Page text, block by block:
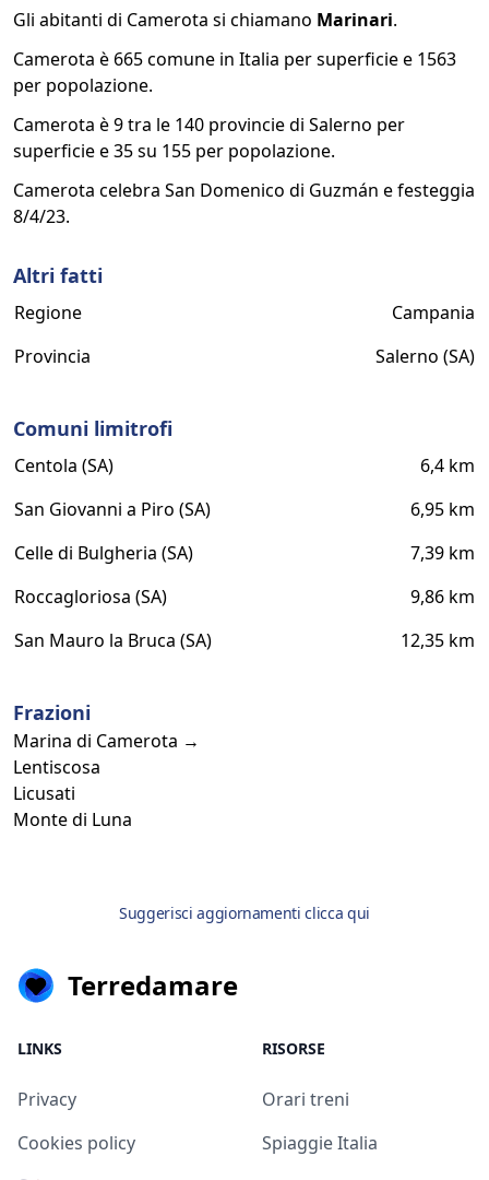
Gli abitanti di Camerota si chiamano Marinari.
Camerota è 665 comune in Italia per superficie e 1563
per popolazione.
Camerota è 9 tra le 140 provincie di Salerno per
superficie e 35 su 155 per popolazione.
Camerota celebra San Domenico di Guzmán e festeggia
8/4/23.
Altri fatti
Regione
Campania
Provincia
Salerno (SA)
Comuni limitrofi
Centola (SA)
6,4 km
San Giovanni a Piro (SA)
6,95 km
Celle di Bulgheria (SA)
7,39 km
Roccagloriosa (SA)
9,86 km
San Mauro la Bruca (SA)
12,35 km
Frazioni
Marina di Camerota →
Lentiscosa
Licusati
Monte di Luna
Suggerisci aggiornamenti clicca qui
Terredamare
LINKS
Privacy
Cookies policy
RISORSE
Orari treni
Spiaggie Italia